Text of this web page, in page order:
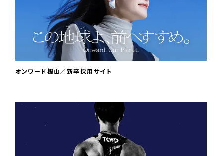
オンワード樫山／新卒採用サイト